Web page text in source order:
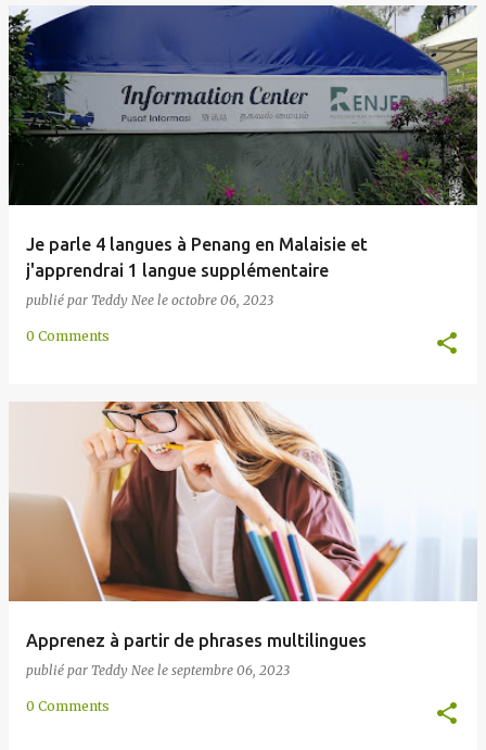
Je parle 4 langues à Penang en Malaisie et
j'apprendrai 1 langue supplémentaire
publié par Teddy Nee le octobre 06, 2023
0 Comments
Apprenez à partir de phrases multilingues
publié par Teddy Nee le septembre 06, 2023
0 Comments